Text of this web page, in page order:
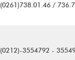
(0261)738.01.46 /
(0212)-3554792 -